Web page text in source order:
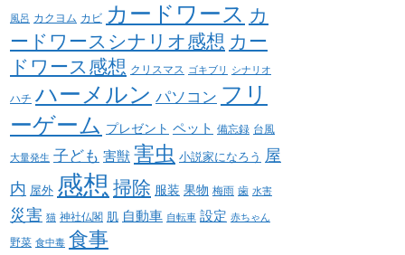
風呂 カクヨム カビ カードワース カ
ードワースシナリオ感想 カー
ドワース感想 クリスマス ゴキブリ シナリオ
ハチ ハーメルン パソコン フリ
ーゲーム プレゼント ペット 備忘録 台風
大量発生 子ども 害獣 害虫 小説家になろう 屋
内 屋外 感想 掃除 服装 果物 梅雨 歯 水害
災害 猫 神社仏閣 肌 自動車 自転車 設定 赤ちゃん
野菜 食中毒 食事